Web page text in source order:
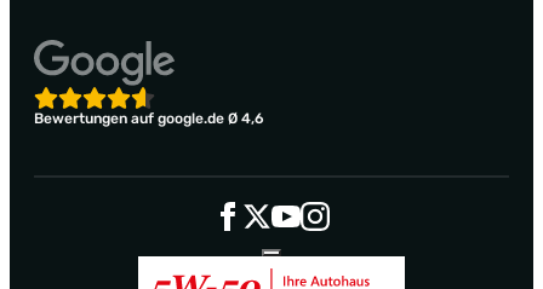
Bewertungen auf google.de Ø 4,6